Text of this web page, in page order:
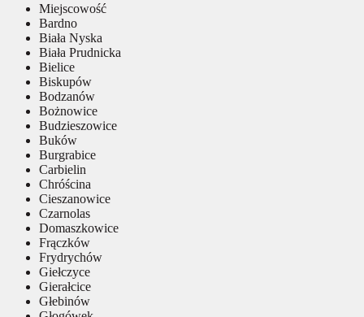
Miejscowość
Bardno
Biała Nyska
Biała Prudnicka
Bielice
Biskupów
Bodzanów
Bożnowice
Budzieszowice
Buków
Burgrabice
Carbielin
Chróścina
Cieszanowice
Czarnolas
Domaszkowice
Frączków
Frydrychów
Giełczyce
Gierałcice
Głebinów